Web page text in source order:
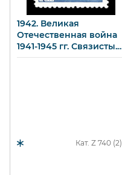
1942. Великая
Отечественная война
1941-1945 гг. Связисты.
30 к.
Кат. Z 740 (2)